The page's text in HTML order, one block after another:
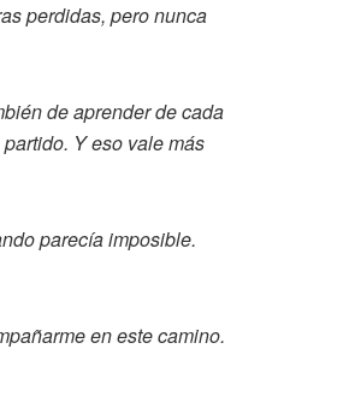
perdidas, pero nunca
de aprender de cada
Y eso vale más
parecía imposible.
en este camino.